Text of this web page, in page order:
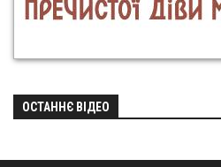
ОСТАННЄ ВІДЕО